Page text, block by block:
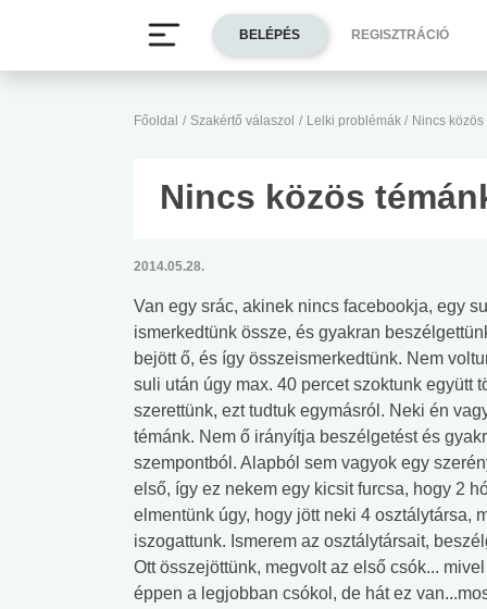
Főoldal / Szakértő válaszol / Lelki problémák / Nincs
Nincs közös
2014.05.28.
Van egy srác, akinek nincs facebookja, egy
ismerkedtünk össze, és gyakran
bejött ő, és így összeismerkedtünk. Nem
suli után úgy max. 40 percet szoktunk együtt
szerettünk, ezt tudtuk egymásról. Neki én
témánk. Nem ő irányítja beszélgetést és
szempontból. Alapból sem vagyok egy
első, így ez nekem egy kicsit furcsa, hogy 2
elmentünk úgy, hogy jött neki 4 osztálytársa,
iszogattunk. Ismerem az osztálytársait,
Ott összejöttünk, megvolt az első csók...
éppen a legjobban csókol, de hát ez
BELÉPÉS REGISZTRÁCIÓ